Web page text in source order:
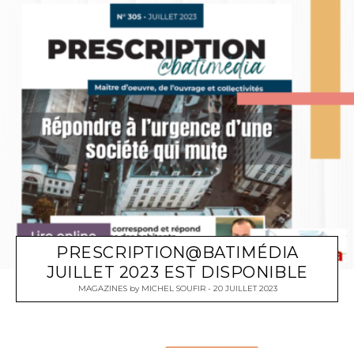
PRESCRIPTION@BATIMÉDIA
JUILLET 2023 EST DISPONIBLE
MAGAZINESby MICHEL SOUFIR 20 JUILLET 2023